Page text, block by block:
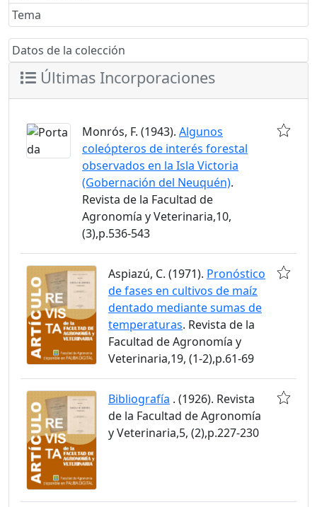
Tema
Datos de la colección
Últimas Incorporaciones
Monrós, F. (1943). Algunos
coleópteros de interés forestal
observados en la Isla Victoria
(Gobernación del Neuquén).
Revista de la Facultad de
Agronomía y Veterinaria,10,
(3),p.536-543
Aspiazú, C. (1971). Pronóstico
de fases en cultivos de maíz
dentado mediante sumas de
temperaturas. Revista de la
Facultad de Agronomía y
Veterinaria,19, (1-2),p.61-69
Bibliografía . (1926). Revista
de la Facultad de Agronomía
y Veterinaria,5, (2),p.227-230